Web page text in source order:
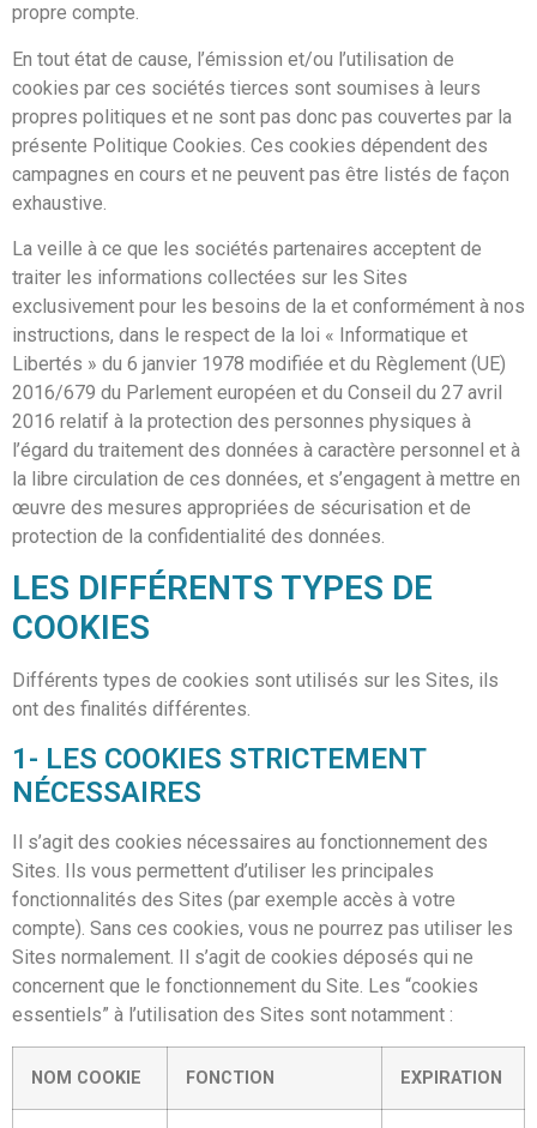
propre compte.
En tout état de cause, l’émission et/ou l’utilisation de
cookies par ces sociétés tierces sont soumises à leurs
propres politiques et ne sont pas donc pas couvertes par la
présente Politique Cookies. Ces cookies dépendent des
campagnes en cours et ne peuvent pas être listés de façon
exhaustive.
La veille à ce que les sociétés partenaires acceptent de
traiter les informations collectées sur les Sites
exclusivement pour les besoins de la et conformément à nos
instructions, dans le respect de la loi « Informatique et
Libertés » du 6 janvier 1978 modifiée et du Règlement (UE)
2016/679 du Parlement européen et du Conseil du 27 avril
2016 relatif à la protection des personnes physiques à
l’égard du traitement des données à caractère personnel et à
la libre circulation de ces données, et s’engagent à mettre en
œuvre des mesures appropriées de sécurisation et de
protection de la confidentialité des données.
LES DIFFÉRENTS TYPES DE
COOKIES
Différents types de cookies sont utilisés sur les Sites, ils
ont des finalités différentes.
1- LES COOKIES STRICTEMENT
NÉCESSAIRES
Il s’agit des cookies nécessaires au fonctionnement des
Sites. Ils vous permettent d’utiliser les principales
fonctionnalités des Sites (par exemple accès à votre
compte). Sans ces cookies, vous ne pourrez pas utiliser les
Sites normalement. Il s’agit de cookies déposés qui ne
concernent que le fonctionnement du Site. Les “cookies
essentiels” à l’utilisation des Sites sont notamment :
NOM COOKIE FONCTION EXPIRATION